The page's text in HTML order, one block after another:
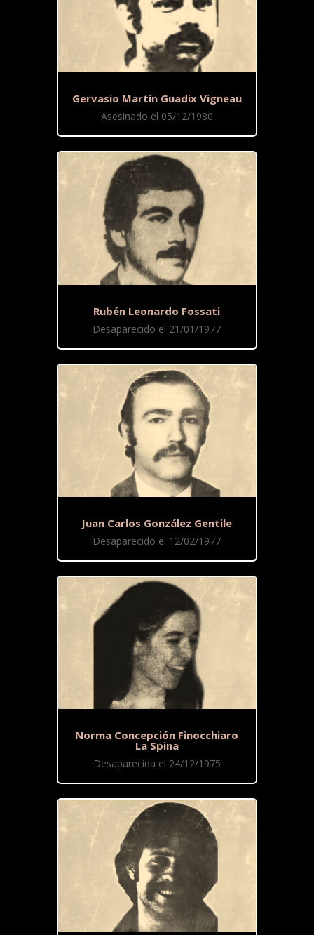
Gervasio Martín Guadix Vigneau
Asesinado el 05/12/1980
Rubén Leonardo Fossati
Desaparecido el 21/01/1977
Juan Carlos González Gentile
Desaparecido el 12/02/1977
Norma Concepción Finocchiaro
La Spina
Desaparecida el 24/12/1975